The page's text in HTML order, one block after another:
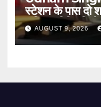
स्टेशन के पास दो
संदिग्ध
AUGUST 9, 2026